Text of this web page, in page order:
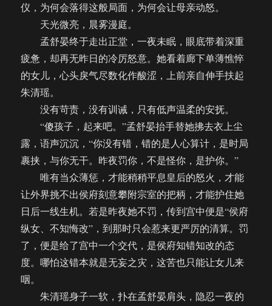
仪，为何会落得这般局面，为何会让母亲动怒。
天光微亮，晨雾漫庭。
孟舒晏终于走出正堂，一夜未眠，眼底带着深重
疲惫，却再无昨日的冷厉怒意。她看着廊下单薄憔悴
的女儿，心头戾气尽数化作酸涩，上前亲自伸手扶起
朱清瑶。
没有苛责，没有训诫，只有低声温柔的安抚。
“傻孩子，起来吧。”孟舒晏抬手替她拂去衣上尘
露，语声沉沉，“你没有错，错的是人心算计，是时局
裹挟，与你无干。昨夜罚你，不是怪你，是护你。”
唯有当众薄惩，才能稍稍平息皇后的怒火，才能
让外界挑不出侯府刻意攀附宗室的把柄，才能护住她
日后一线生机。若是昨夜她不罚，传到宫中便是“侯府
纵女、不知悔改”，到那时只会惹来更严厉的清算。罚
了，便是给了宫中一个交代，是侯府知错知改的态
度。哪怕这错本就是无妄之灾，这苦也只能让女儿来
咽。
朱清瑶身子一软，扑在孟舒晏肩头，隐忍一夜的